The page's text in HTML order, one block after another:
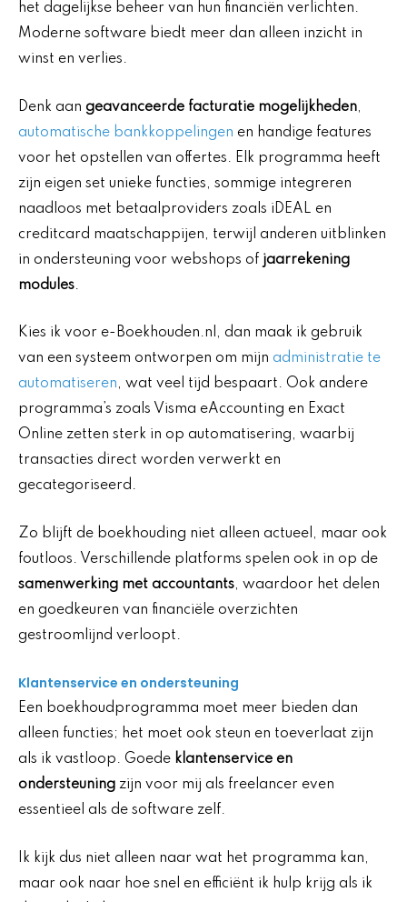
het dagelijkse beheer van hun financiën verlichten.
Moderne software biedt meer dan alleen inzicht in
winst en verlies.
Denk aan geavanceerde facturatie mogelijkheden,
automatische bankkoppelingen en handige features
voor het opstellen van offertes. Elk programma heeft
zijn eigen set unieke functies, sommige integreren
naadloos met betaalproviders zoals iDEAL en
creditcard maatschappijen, terwijl anderen uitblinken
in ondersteuning voor webshops of jaarrekening
modules.
Kies ik voor e-Boekhouden.nl, dan maak ik gebruik
van een systeem ontworpen om mijn administratie te
automatiseren, wat veel tijd bespaart. Ook andere
programma’s zoals Visma eAccounting en Exact
Online zetten sterk in op automatisering, waarbij
transacties direct worden verwerkt en
gecategoriseerd.
Zo blijft de boekhouding niet alleen actueel, maar ook
foutloos. Verschillende platforms spelen ook in op de
samenwerking met accountants, waardoor het delen
en goedkeuren van financiële overzichten
gestroomlijnd verloopt.
Klantenservice en ondersteuning
Een boekhoudprogramma moet meer bieden dan
alleen functies; het moet ook steun en toeverlaat zijn
als ik vastloop. Goede klantenservice en
ondersteuning zijn voor mij als freelancer even
essentieel als de software zelf.
Ik kijk dus niet alleen naar wat het programma kan,
maar ook naar hoe snel en efficiënt ik hulp krijg als ik